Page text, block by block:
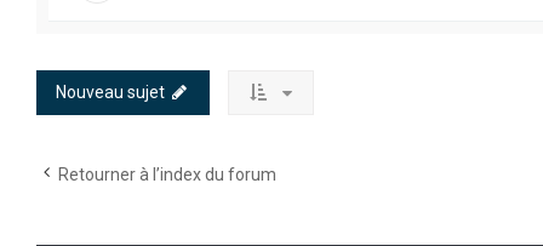
Nouveau sujet
Retourner à l’index du forum